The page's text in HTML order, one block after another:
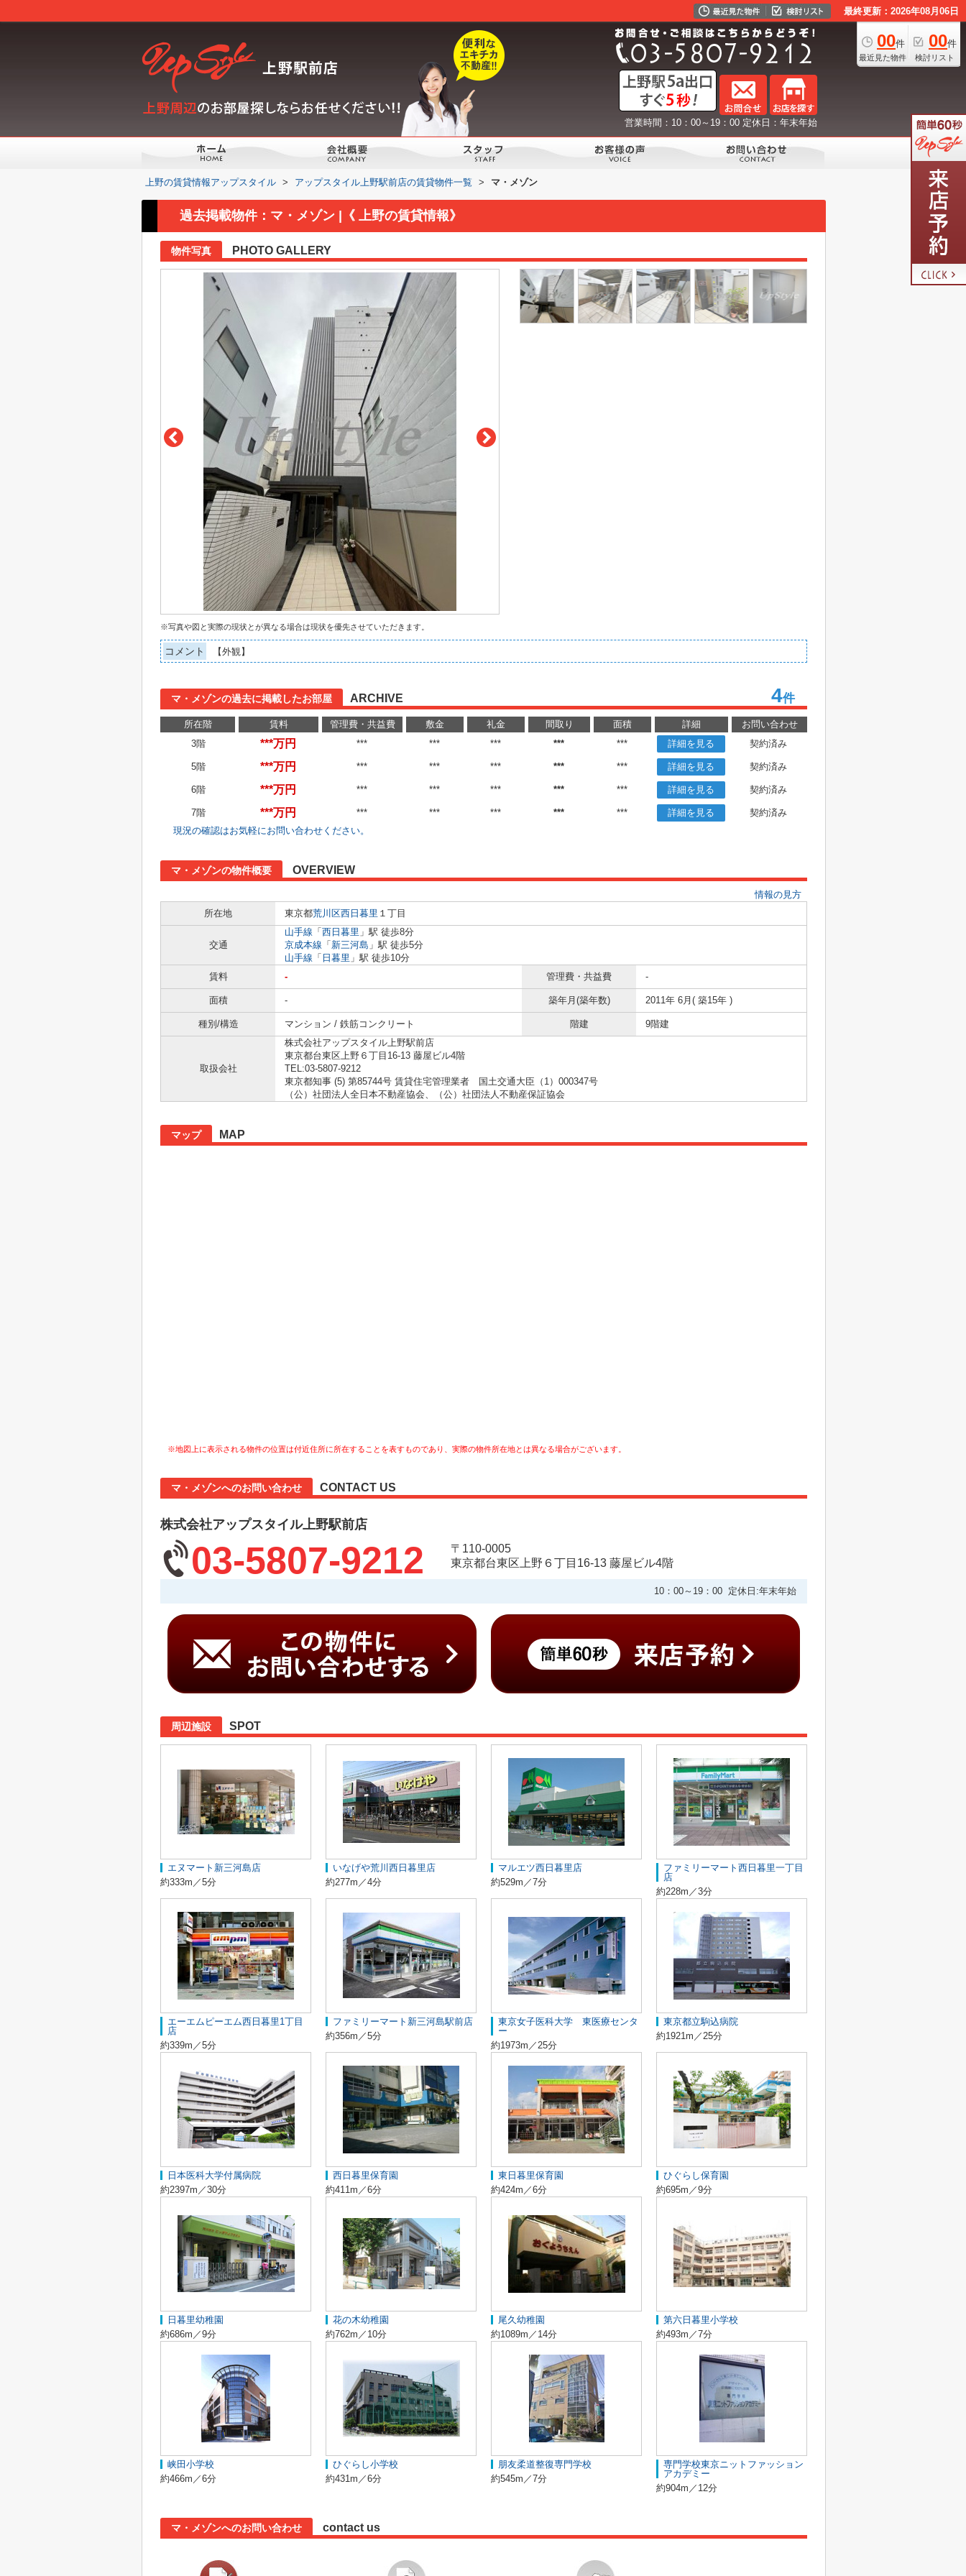
最終更新：2026年08月06日
00件
最近見た物件
00件
検討リスト
営業時間：10：00～19：00 定休日：年末年始
上野の賃貸情報アップスタイル > アップスタイル上野駅前店の賃貸物件一覧 > マ・メゾン
過去掲載物件：マ・メゾン |《 上野の賃貸情報》
物件写真 PHOTO GALLERY
※写真や図と実際の現状とが異なる場合は現状を優先させていただきます。
コメント 【外観】
マ・メゾンの過去に掲載したお部屋 ARCHIVE 4件
所在階 賃料 管理費・共益費 敷金 礼金 間取り 面積 詳細
お問い合わせ
3階
***万円 *** *** *** *** *** 詳細を見る 契約済み
5階 ***万円 *** *** *** *** *** 詳細を見る 契約済み
6階 ***万円 *** *** *** *** *** 詳細を見る 契約済み
7階 ***万円 *** *** *** *** *** 詳細を見る
契約済み
現況の確認はお気軽にお問い合わせください。
マ・メゾンの物件概要 OVERVIEW
情報の見方
所在地
東京都荒川区西日暮里 １丁目
交通
山手線 「 西日暮里 」駅 徒歩8分
京成本線 「 新三河島 」駅 徒歩5分
山手線 「 日暮里 」駅 徒歩10分
賃料
- 管理費・共益費 -
面積 - 築年月(築年数) 2011年 6月( 築15年 )
種別/構造 マンション / 鉄筋コンクリート 階建 9階建
取扱会社
株式会社アップスタイル上野駅前店
東京都台東区上野６丁目16-13 藤屋ビル4階
TEL:03-5807-9212
東京都知事 (5) 第85744号 賃貸住宅管理業者 国土交通大臣（1）000347号
（公）社団法人全日本不動産協会、（公）社団法人不動産保証協会
マップ MAP
※地図上に表示される物件の位置は付近住所に所在することを表すものであり、実際の物件所在地とは異なる場合がございます。
マ・メゾンへのお問い合わせ CONTACT US
株式会社アップスタイル上野駅前店
03-5807-9212
〒110-0005
東京都台東区上野６丁目16-13 藤屋ビル4階
10：00～19：00 定休日:年末年始
周辺施設 SPOT
エヌマート新三河島店
約333m／5分
いなげや荒川西日暮里店
約277m／4分
マルエツ西日暮里店
約529m／7分
ファミリーマート西日暮里一丁目
店
約228m／3分
エーエムピーエム西日暮里1丁目
店
約339m／5分
ファミリーマート新三河島駅前店
約356m／5分
東京女子医科大学 東医療センタ
ー
約1973m／25分
東京都立駒込病院
約1921m／25分
日本医科大学付属病院
約2397m／30分
西日暮里保育園
約411m／6分
東日暮里保育園
約424m／6分
ひぐらし保育園
約695m／9分
日暮里幼稚園
約686m／9分
花の木幼稚園
約762m／10分
尾久幼稚園
約1089m／14分
第六日暮里小学校
約493m／7分
峡田小学校
約466m／6分
ひぐらし小学校
約431m／6分
朋友柔道整復専門学校
約545m／7分
専門学校東京ニットファッション
アカデミー
約904m／12分
マ・メゾンへのお問い合わせ contact us